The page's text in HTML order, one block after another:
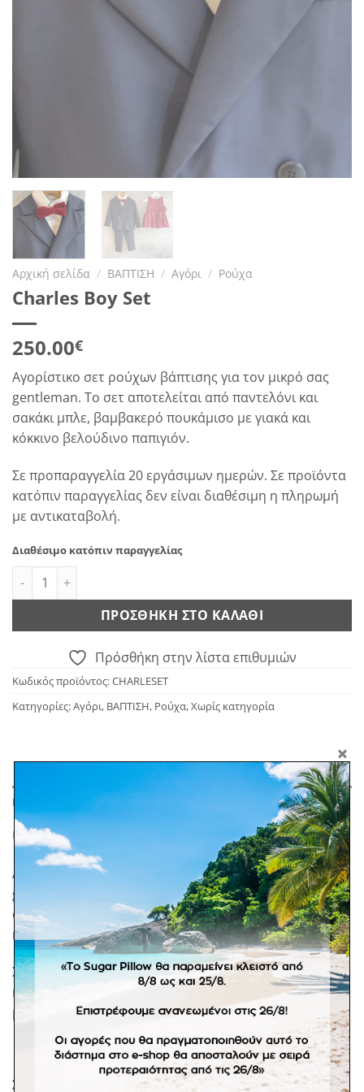
Αρχική σελίδα / ΒΑΠΤΙΣΗ / Αγόρι / Ρούχα
Charles Boy Set
250.00€
Αγορίστικο σετ ρούχων βάπτισης για τον μικρό σας
gentleman. Το σετ αποτελείται από παντελόνι και
σακάκι μπλε, βαμβακερό πουκάμισο με γιακά και
κόκκινο βελούδινο παπιγιόν.
Σε προπαραγγελία 20 εργάσιμων ημερών. Σε προϊόντα
κατόπιν παραγγελίας δεν είναι διαθέσιμη η πληρωμή
με αντικαταβολή.
Διαθέσιμο κατόπιν παραγγελίας
Charles Boy Set ποσότητα
ΠΡΟΣΘΉΚΗ ΣΤΟ ΚΑΛΆΘΙ
Πρόσθήκη στην λίστα επιθυμιών
Κωδικός προϊόντος:CHARLESET
Κατηγορίες:Αγόρι, ΒΑΠΤΙΣΗ, Ρούχα,Χωρίς κατηγορία
ΠΕΡΙΓΡΑΦΉ
ΕΠΙΠΛΈΟΝ ΠΛΗΡΟΦΟΡΊΕΣ
Αγορίστικο σετ ρούχων βάπτισης για τον μικρό σας
gentleman. Το σετ αποτελείται από παντελόνι και
σακάκι μπλε, βαμβακερό πουκάμισο με γιακά και
κόκκινο βελούδινο παπιγιόν.
Σε προπαραγγελία 20 εργάσιμων ημερών. Σε προϊόντα
κατόπιν παραγγελίας δεν είναι διαθέσιμη η πληρωμή
με αντικαταβολή.
ΣΧΕΤΙΚΆ ΠΡΟΪΌΝΤΑ